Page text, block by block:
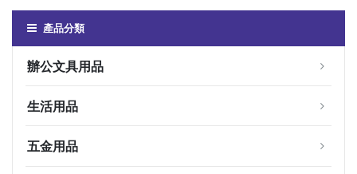
產品分類
辦公文具用品
生活用品
五金用品